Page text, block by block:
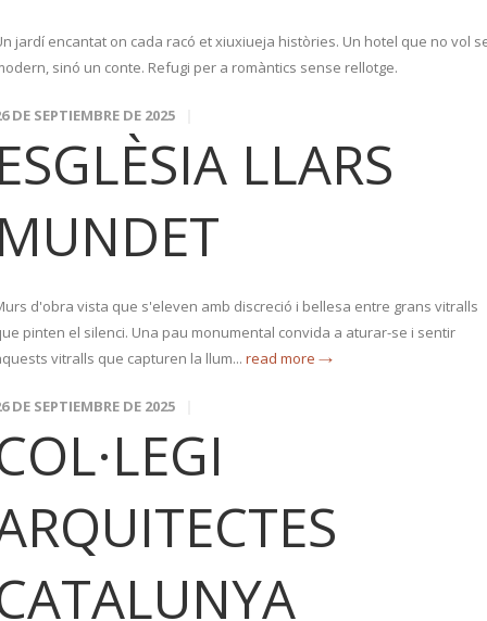
jardí encantat on cada racó et xiuxiueja històries. Un hotel que no vol
sinó un conte. Refugi per a romàntics sense rellotge.
DE SEPTIEMBRE DE 2025
LLARS
d'obra vista que s'eleven amb discreció i bellesa entre grans vitralls
pinten el silenci. Una pau monumental convida a aturar-se i sentir
vitralls que capturen la llum... read more →
DE SEPTIEMBRE DE 2025